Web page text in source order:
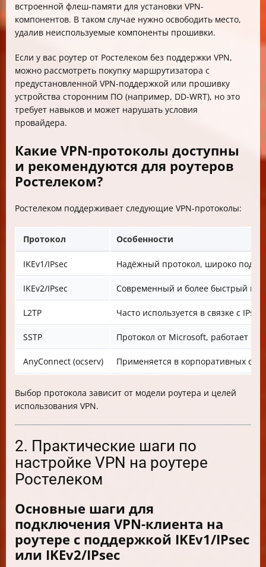
встроенной флеш-памяти для установки VPN-
компонентов. В таком случае нужно освободить место,
удалив неиспользуемые компоненты прошивки.
Если у вас роутер от Ростелеком без поддержки VPN,
можно рассмотреть покупку маршрутизатора с
предустановленной VPN-поддержкой или прошивку
устройства сторонним ПО (например, DD-WRT), но это
требует навыков и может нарушать условия
провайдера.
Какие VPN-протоколы доступны
и рекомендуются для роутеров
Ростелеком?
Ростелеком поддерживает следующие VPN-протоколы:
Протокол Особенности
IKEv1/IPsec Надёжный протокол, широко
IKEv2/IPsec Современный и более быстрый
L2TP Часто используется в связке с
SSTP Протокол от Microsoft, работает
AnyConnect (ocserv) Применяется в корпоративных
Выбор протокола зависит от модели роутера и целей
использования VPN.
2. Практические шаги по
настройке VPN на роутере
Ростелеком
Основные шаги для
подключения VPN-клиента на
роутере с поддержкой IKEv1/IPsec
или IKEv2/IPsec